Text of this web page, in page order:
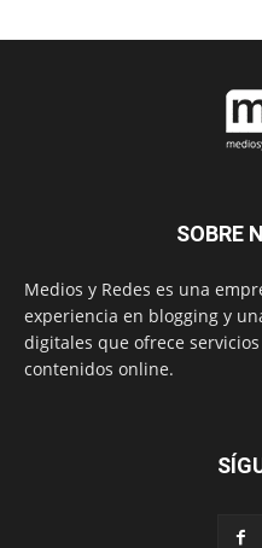
SOBRE
Medios y Redes es una
experiencia en blogging y
digitales que ofrece
contenidos online.